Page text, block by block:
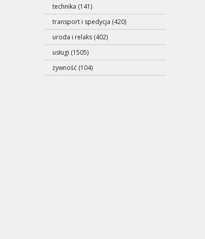
technika (141)
transport i spedycja (420)
uroda i relaks (402)
usługi (1505)
żywność (104)